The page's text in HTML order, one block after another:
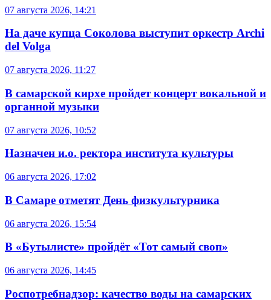
07 августа 2026, 14:21
На даче купца Соколова выступит оркестр Archi
del Volga
07 августа 2026, 11:27
В самарской кирхе пройдет концерт вокальной и
органной музыки
07 августа 2026, 10:52
Назначен и.о. ректора института культуры
06 августа 2026, 17:02
В Самаре отметят День физкультурника
06 августа 2026, 15:54
В «Бутылисте» пройдёт «Тот самый своп»
06 августа 2026, 14:45
Роспотребнадзор: качество воды на самарских